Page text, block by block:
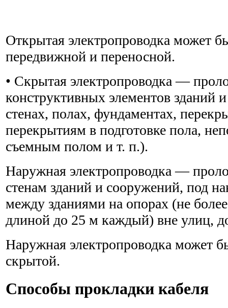
Открытая электропроводка может
передвижной и переносной.
• Скрытая электропроводка —
конструктивных элементов зданий
стенах, полах, фундаментах,
перекрытиям в подготовке пола,
съемным полом и т. п.).
Наружная электропроводка —
стенам зданий и сооружений, под
между зданиями на опорах (не
длиной до 25 м каждый) вне улиц,
Наружная электропроводка может
скрытой.
Способы прокладки кабеля